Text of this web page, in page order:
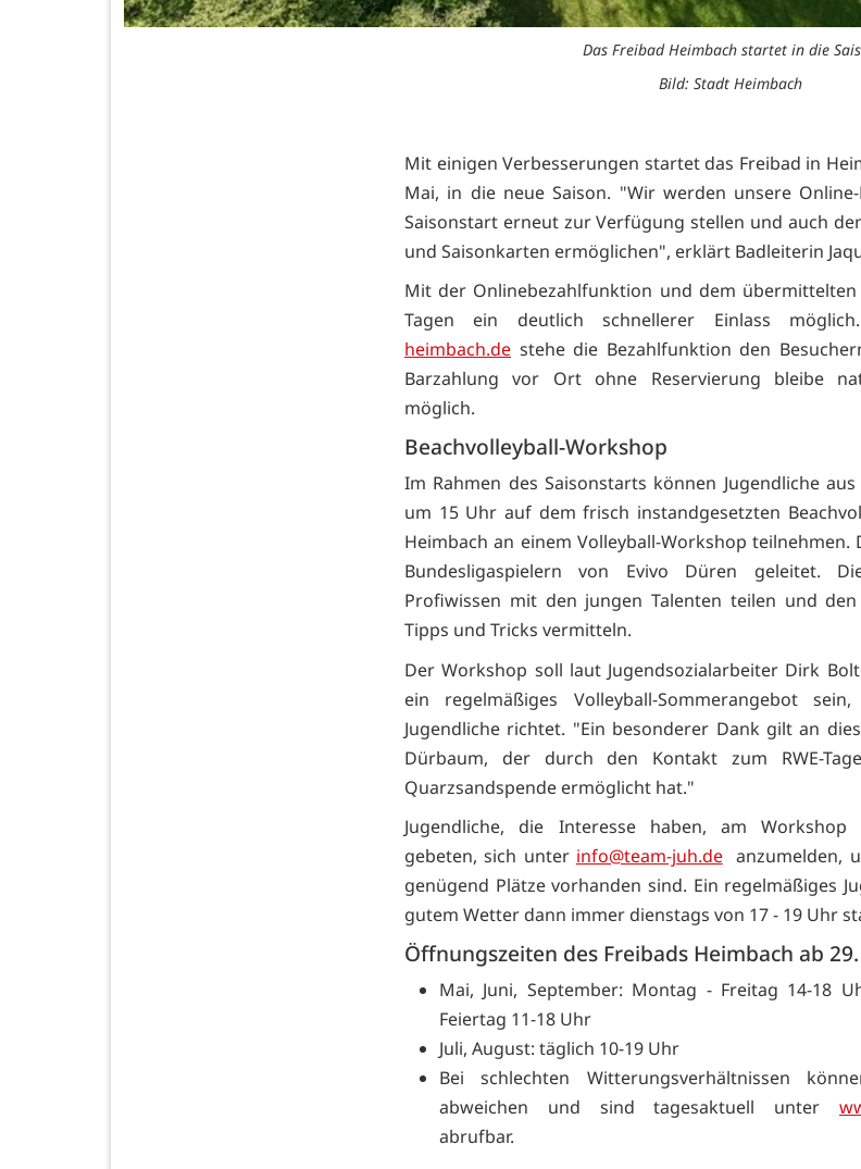
Das Freibad Heimbach startet in die
Bild: Stadt Heimbach
Mit einigen Verbesserungen startet das Freibad in
Mai, in die neue Saison. "Wir werden unsere
Saisonstart erneut zur Verfügung stellen und auch
und Saisonkarten ermöglichen", erklärt Badleiterin
Mit der Onlinebezahlfunktion und dem übermittelten
Tagen ein deutlich schnellerer Einlass
heimbach.de stehe die Bezahlfunktion den
Barzahlung vor Ort ohne Reservierung bleibe
möglich.
Beachvolleyball-Workshop
Im Rahmen des Saisonstarts können Jugendliche
um 15 Uhr auf dem frisch instandgesetzten
Heimbach an einem Volleyball-Workshop
Bundesligaspielern von Evivo Düren geleitet.
Profiwissen mit den jungen Talenten teilen und den
Tipps und Tricks vermitteln.
Der Workshop soll laut Jugendsozialarbeiter Dirk
ein regelmäßiges Volleyball-Sommerangebot
Jugendliche richtet. "Ein besonderer Dank gilt an
Dürbaum, der durch den Kontakt zum RWE-
Quarzsandspende ermöglicht hat."
Jugendliche, die Interesse haben, am Workshop
gebeten, sich unter info@team-juh.deanzumelden,
genügend Plätze vorhanden sind. Ein regelmäßiges
gutem Wetter dann immer dienstags von 17 - 19 Uhr
Öffnungszeiten des Freibads Heimbach ab
Mai, Juni, September: Montag - Freitag 14-18
Feiertag 11-18 Uhr
Juli, August: täglich 10-19 Uhr
Bei schlechten Witterungsverhältnissen
abweichen und sind tagesaktuell unter
abrufbar.